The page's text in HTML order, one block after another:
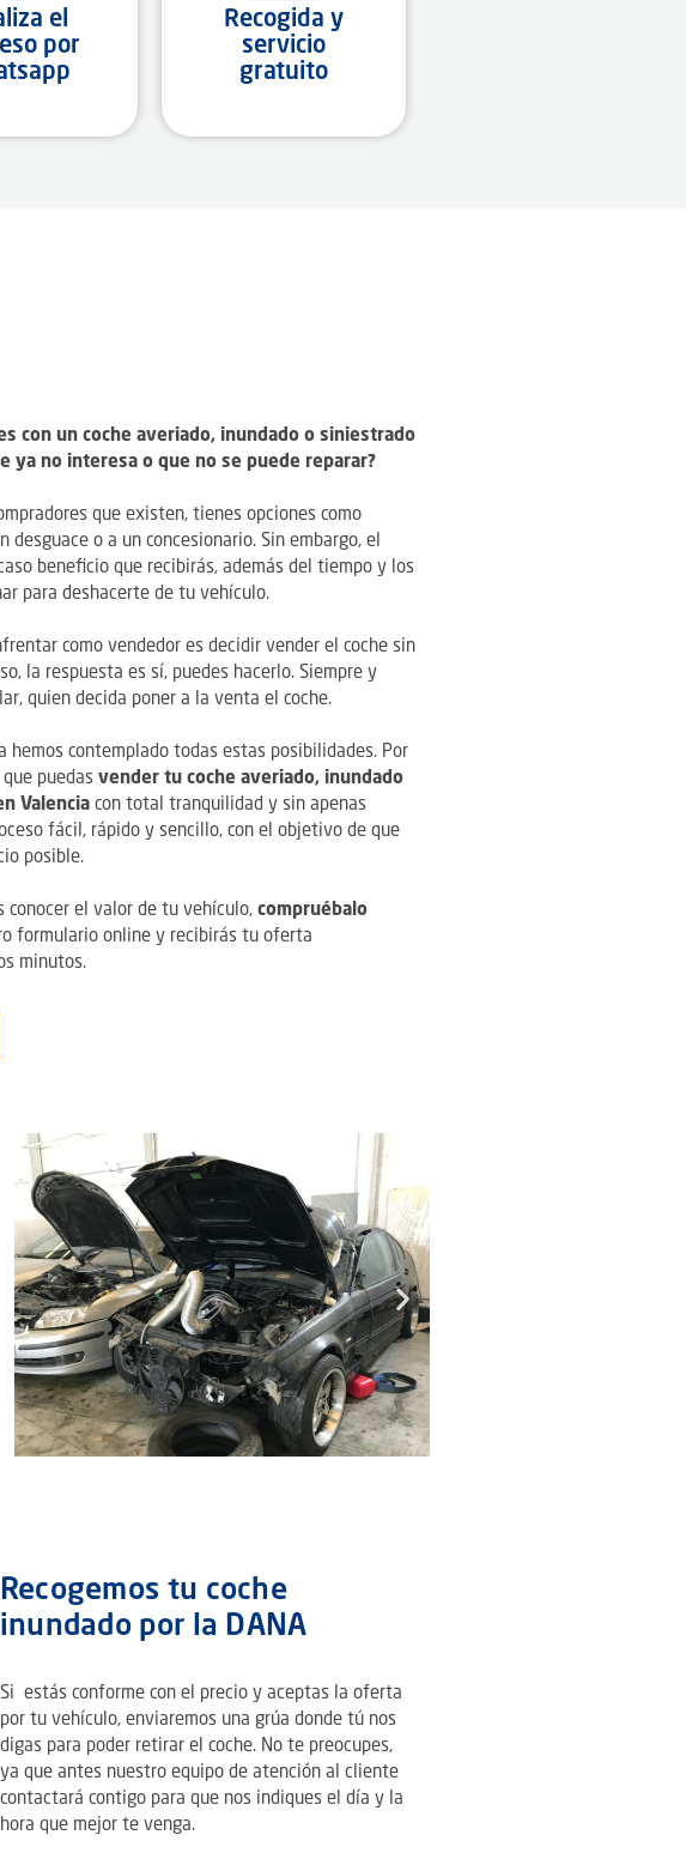
el
por
Recogida y
servicio
gratuito
con un coche averiado, inundado o siniestrado
ya no interesa o que no se puede reparar?
que existen, tienes opciones como
desguace o a un concesionario. Sin embargo, el
beneficio que recibirás, además del tiempo y los
para deshacerte de tu vehículo.
como vendedor es decidir vender el coche sin
la respuesta es sí, puedes hacerlo. Siempre y
quien decida poner a la venta el coche.
hemos contemplado todas estas posibilidades. Por
puedas vender tu coche averiado, inundado
Valencia con total tranquilidad y sin apenas
fácil, rápido y sencillo, con el objetivo de que
posible.
conocer el valor de tu vehículo, compruébalo
formulario online y recibirás tu oferta
minutos.
Recogemos tu coche
inundado por la DANA
Si estás conforme con el precio y aceptas la oferta
por tu vehículo, enviaremos una grúa donde tú nos
digas para poder retirar el coche. No te preocupes,
ya que antes nuestro equipo de atención al cliente
contactará contigo para que nos indiques el día y la
hora que mejor te venga.